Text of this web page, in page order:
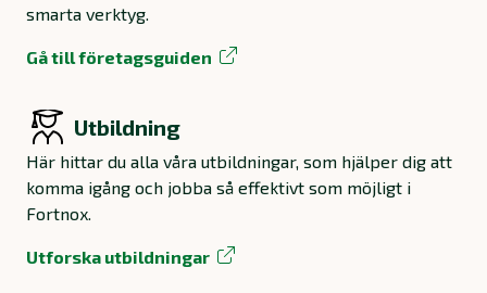
smarta verktyg.
Gå till företagsguiden
Utbildning
Här hittar du alla våra utbildningar, som hjälper dig att
komma igång och jobba så effektivt som möjligt i
Fortnox.
Utforska utbildningar